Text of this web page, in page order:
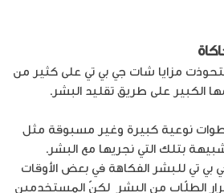
مزايا شات جي بي تي على كثير من
الكبير على طريق تقليد البشر.
نوعية كبيرة وغير مسبوقة مثل
بتلك التي نجريها مع البشر.
تي للبشر الفكاهة في بعض الأوقات
غرار الطلّاب من البشر لكنّ المستخدمين